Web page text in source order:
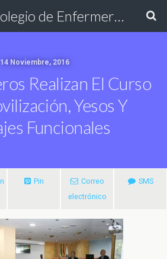
Excmo. Colegio de Enfermería de Cádiz
14 Noviembre, 2016
Realizan El Curso
Yesos Y
Funcionales
Pin
Correo
electrónico
SMS